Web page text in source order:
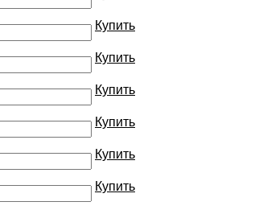
Купить
Купить
Купить
Купить
Купить
Купить